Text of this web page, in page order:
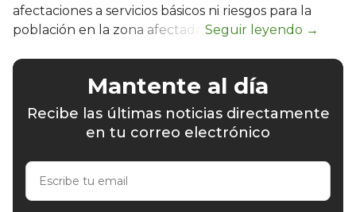
afectaciones a servicios básicos ni riesgos para la
población en la zona afectada.
Mantente al día
Recibe las últimas noticias directamente
en tu correo electrónico
Escribe
email